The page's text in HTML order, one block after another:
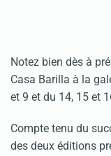
Notez bien dès à
Casa Barilla à la
et 9 et du 14, 15 et
Compte tenu du
des deux éditions